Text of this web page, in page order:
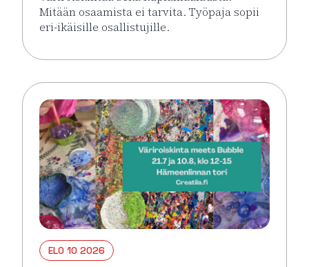
Mitään osaamista ei tarvita. Työpaja sopii
eri-ikäisille osallistujille.
Lue lisää tapahtumasta Väriroiskinta Meets
ELO 10 2026